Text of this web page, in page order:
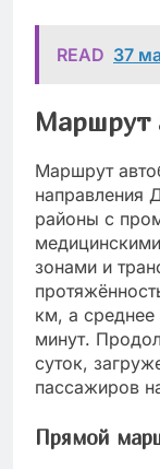
READ 37
Маршрут
Маршрут
направления
районы с
зонами и
км, а
минут.
суток,
пассажиров
Прямой